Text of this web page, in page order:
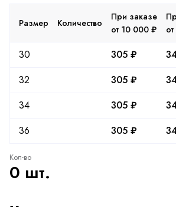
Размер Количество
При заказе
от 10 000 ₽
30 305 ₽
32
305 ₽
34
305 ₽
36
305 ₽
Кол-во
0 шт.